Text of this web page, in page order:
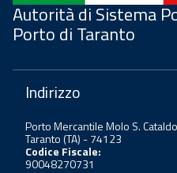
Autorità di Sistema
Porto di Taranto
Indirizzo
Porto Mercantile Molo S. Cataldo
Taranto (TA) - 74123
Codice Fiscale:
90048270731